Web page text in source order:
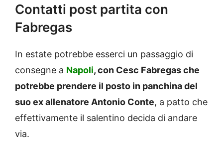
Contatti post partita con
Fabregas
In estate potrebbe esserci un passaggio di
consegne a Napoli, con Cesc Fabregas che
potrebbe prendere il posto in panchina del
suo ex allenatore Antonio Conte, a patto che
effettivamente il salentino decida di andare
via.